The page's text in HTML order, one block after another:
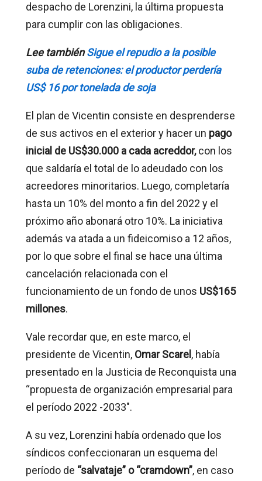
despacho de Lorenzini, la última propuesta
para cumplir con las obligaciones.
Lee tambiénSigue el repudio a la posible
suba de retenciones: el productor perdería
US$ 16 por tonelada de soja
El plan de Vicentin consiste en desprenderse
de sus activos en el exterior y hacer un pago
inicial de US$30.000 a cada acreddor,con los
que saldaría el total de lo adeudado con los
acreedores minoritarios. Luego, completaría
hasta un 10% del monto a fin del 2022 y el
próximo año abonará otro 10%. La iniciativa
además va atada a un fideicomiso a 12 años,
por lo que sobre el final se hace una última
cancelación relacionada con el
funcionamiento de un fondo de unos US$165
millones.
Vale recordar que, en este marco, el
presidente de Vicentin, Omar Scarel , había
presentado en la Justicia de Reconquista una
“propuesta de organización empresarial para
el período 2022 -2033″.
A su vez, Lorenzini había ordenado que los
síndicos confeccionaran un esquema del
período de “salvataje” o “cramdown”, en caso